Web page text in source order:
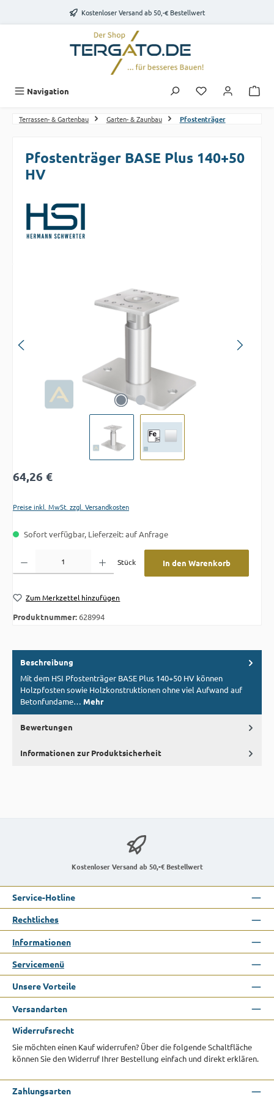
Zum Hauptinhalt springenKostenloser Versand ab 50,-€ Bestellwert
Navigation Du hast 0
Terrassen- & Gartenbau Garten- & Zaunbau Pfostenträger
Pfostenträger BASE Plus 140+50
HV
Regulärer Preis:
64,26 €
Preise inkl. MwSt. zzgl. Versandkosten
Sofort verfügbar, Lieferzeit: auf Anfrage
Stück
In den Warenkorb
Zum Merkzettel hinzufügen
Produktnummer:628994
Beschreibung
Mit dem HSI Pfostenträger BASE Plus 140+50 HV können
Holzpfosten sowie Holzkonstruktionen ohne viel Aufwand auf
Betonfundame… Mehr
Bewertungen
Informationen zur Produktsicherheit
Kostenloser Versand ab 50,-€ Bestellwert
Service-Hotline
Rechtliches
Informationen
Servicemenü
Unsere Vorteile
Versandarten
Widerrufsrecht
Sie möchten einen Kauf widerrufen? Über die folgende Schaltfläche
können Sie den Widerruf Ihrer Bestellung einfach und direkt erklären.
Zahlungsarten